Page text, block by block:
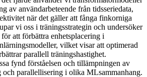
av användarbeteende från tidsseriedata,
när det gäller att fånga finkorniga
vi oss i träningsstrategin och undersöker
att förbättra enhetsplacering i
vilket visar att optimerad
parallell träningshastighet.
fynd förståelsen och tillämpningen av
och parallellisering i olika MLsammanhang.